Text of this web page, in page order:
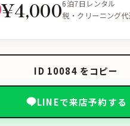
¥4,0006泊7日レンタル
税・クリーニング
ID 10084 をコピー
LINEで来店予約する